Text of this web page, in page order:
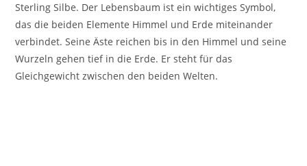
Sterling Silbe. Der Lebensbaum ist ein wichtiges Symbol,
das die beiden Elemente Himmel und Erde miteinander
verbindet. Seine Äste reichen bis in den Himmel und seine
Wurzeln gehen tief in die Erde. Er steht für das
Gleichgewicht zwischen den beiden Welten.